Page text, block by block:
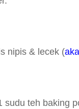
nipis & lecek (
teh baking